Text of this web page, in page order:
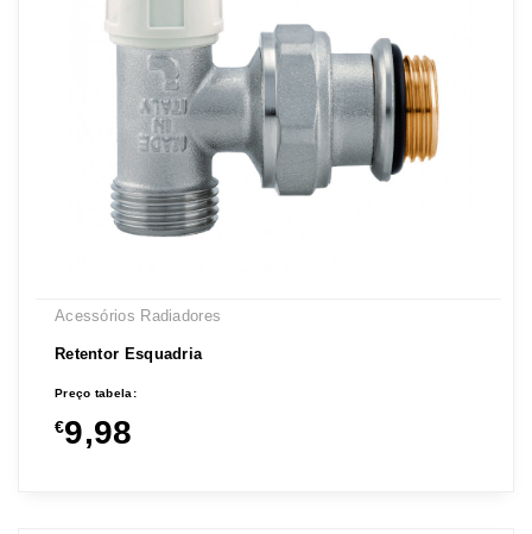
Acessórios Radiadores
Retentor Esquadria
Preço tabela:
€9,98